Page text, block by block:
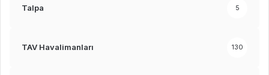
Talpa 5
TAV Havalimanları 130